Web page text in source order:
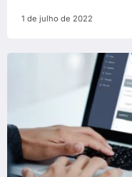
1 de julho de 2022